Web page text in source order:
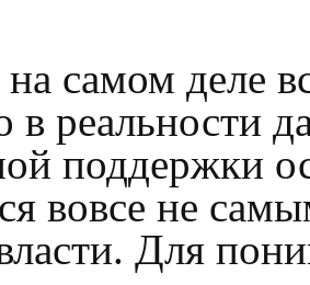
самом деле
в реальности
поддержки
вовсе не
Для